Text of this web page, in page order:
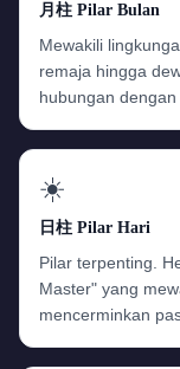
月柱 Pilar Bulan
Mewakili
remaja hingga
hubungan
☀️
日柱 Pilar Hari
Pilar terpenting.
Master" yang
mencerminkan